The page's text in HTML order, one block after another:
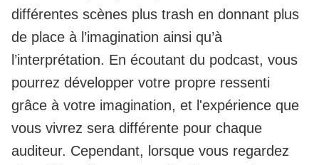
différentes scènes plus trash en donnant plus
de place à l’imagination ainsi qu’à
l’interprétation. En écoutant du podcast, vous
pourrez développer votre propre ressenti
grâce à votre imagination, et l'expérience que
vous vivrez sera différente pour chaque
auditeur. Cependant, lorsque vous regardez